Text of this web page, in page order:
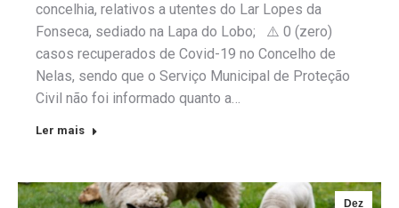
concelhia, relativos a utentes do Lar Lopes da
Fonseca, sediado na Lapa do Lobo; ⚠️ 0 (zero)
casos recuperados de Covid-19 no Concelho de
Nelas, sendo que o Serviço Municipal de Proteção
Civil não foi informado quanto a…
Ler mais
Dez